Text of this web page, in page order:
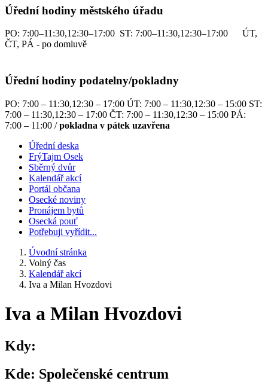
Úřední hodiny městského úřadu
PO: 7:00–11:30,12:30–17:00 ST: 7:00–11:30,12:30–17:00 ÚT,
ČT, PÁ - po domluvě
Úřední hodiny podatelny/pokladny
PO: 7:00 – 11:30,12:30 – 17:00 ÚT: 7:00 – 11:30,12:30 – 15:00 ST:
7:00 – 11:30,12:30 – 17:00 ČT: 7:00 – 11:30,12:30 – 15:00 PÁ:
7:00 – 11:00 /pokladna v pátek uzavřena
Úřední deska
FrýTajm Osek
Sběrný dvůr
Kalendář akcí
Portál občana
Osecké noviny
Pronájem bytů
Osecká pouť
Potřebuji vyřídit...
Úvodní stránka
Volný čas
Kalendář akcí
Iva a Milan Hvozdovi
Iva a Milan Hvozdovi
Kdy:
Kde: Společenské centrum